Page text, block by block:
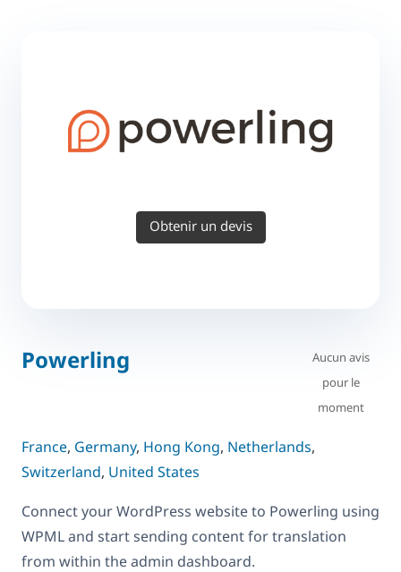
Obtenir un devis
Powerling
Aucun avis
pour le
moment
France, Germany, Hong Kong, Netherlands,
Switzerland, United States
Connect your WordPress website to Powerling using
WPML and start sending content for translation
from within the admin dashboard.